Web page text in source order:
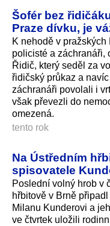
Šofér bez
Praze dívku, je
K nehodě v
policisté a záchranáři,
Řidič, který seděl za
řidičský průkaz a
záchranáři povolali i
však převezli do
omezená.
tento rok
Na Ústředním
spisovatele
Poslední volný hrob v
hřbitově v Brně
Milanu Kunderovi a
ve čtvrtek uložili